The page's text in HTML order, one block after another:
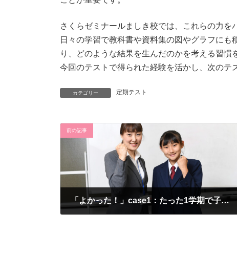
さくらゼミナールましき校では、これらの力を
日々の学習で教科書や資料集の図やグラフに
り、どのような結果を生んだのかを考える習慣
今回のテストで得られた経験を活かし、次のテ
カテゴリー 定期テスト
前の記事
「よかった！」case1：たった1学期で子どもが変わった理由